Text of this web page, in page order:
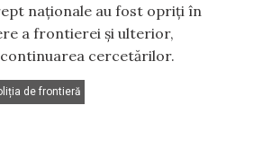
naționale au fost opriți în
a frontierei și ulterior,
cercetărilor.
de frontieră